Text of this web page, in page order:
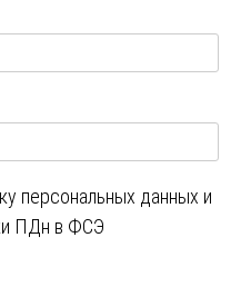
персональных данных и
ПДн в ФСЭ